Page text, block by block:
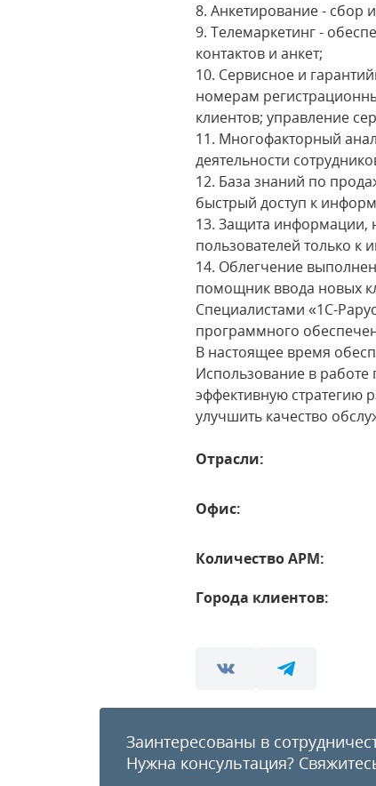
8. Анкетирование - сбор
9. Телемаркетинг -
контактов и анкет;
10. Сервисное и
номерам
клиентов; управление
11. Многофакторный
деятельности
12. База знаний по
быстрый доступ к
13. Защита информации,
пользователей только
14. Облегчение
помощник ввода новых
Специалистами «1С-
программного
В настоящее время
Использование в
эффективную стратегию
улучшить качество
Отрасли:
Офис:
Количество АРМ:
Города клиентов:
Заинтересованы в
Нужна консультация?